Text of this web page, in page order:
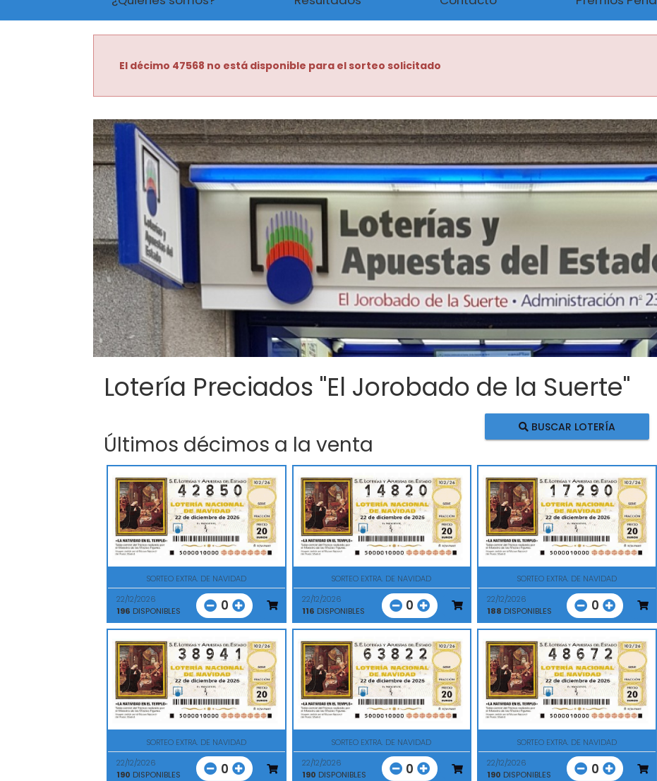
El décimo 47568 no está disponible para el sorteo solicitado
Lotería Preciados "El Jorobado de la Suerte"
Últimos décimos a la venta
BUSCAR LOTERÍA
SORTEO EXTRA. DE NAVIDAD
22/12/2026
196 DISPONIBLES 0
SORTEO EXTRA. DE NAVIDAD
22/12/2026
116 DISPONIBLES 0
SORTEO EXTRA. DE NAVIDAD
22/12/2026
188 DISPONIBLES 0
SORTEO EXTRA. DE NAVIDAD
22/12/2026
190 DISPONIBLES 0
SORTEO EXTRA. DE NAVIDAD
22/12/2026
190 DISPONIBLES 0
SORTEO EXTRA. DE NAVIDAD
22/12/2026
190 DISPONIBLES 0